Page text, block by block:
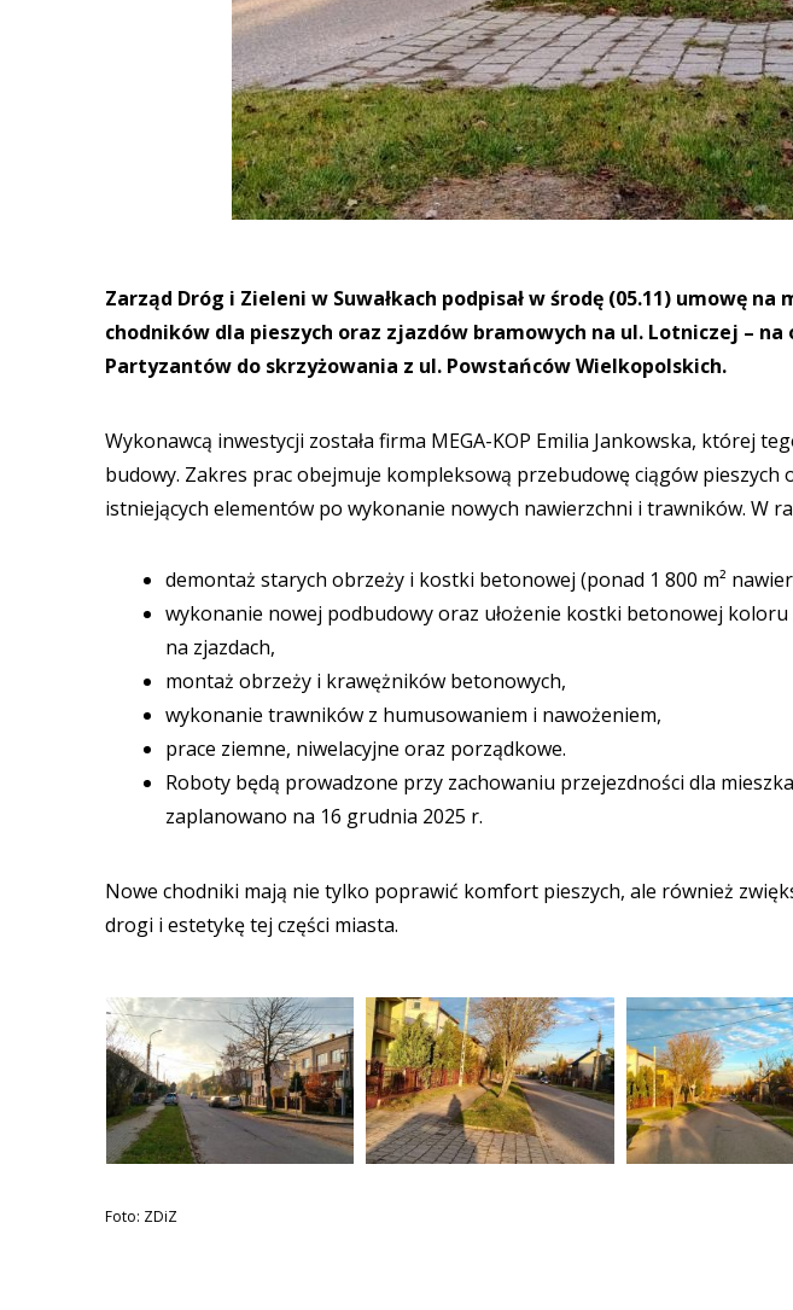
Zarząd Dróg i Zieleni w Suwałkach podpisał w środę (05.11) umowę
chodników dla pieszych oraz zjazdów bramowych na ul. Lotniczej –
Partyzantów do skrzyżowania z ul. Powstańców Wielkopolskich.
Wykonawcą inwestycji została firma MEGA-KOP Emilia Jankowska, której
budowy. Zakres prac obejmuje kompleksową przebudowę ciągów pieszych
istniejących elementów po wykonanie nowych nawierzchni i trawników. W
demontaż starych obrzeży i kostki betonowej (ponad 1 800 m²
wykonanie nowej podbudowy oraz ułożenie kostki betonowej
na zjazdach,
montaż obrzeży i krawężników betonowych,
wykonanie trawników z humusowaniem i nawożeniem,
prace ziemne, niwelacyjne oraz porządkowe.
Roboty będą prowadzone przy zachowaniu przejezdności dla
zaplanowano na 16 grudnia 2025 r.
Nowe chodniki mają nie tylko poprawić komfort pieszych, ale również
drogi i estetykę tej części miasta.
Foto: ZDiZ